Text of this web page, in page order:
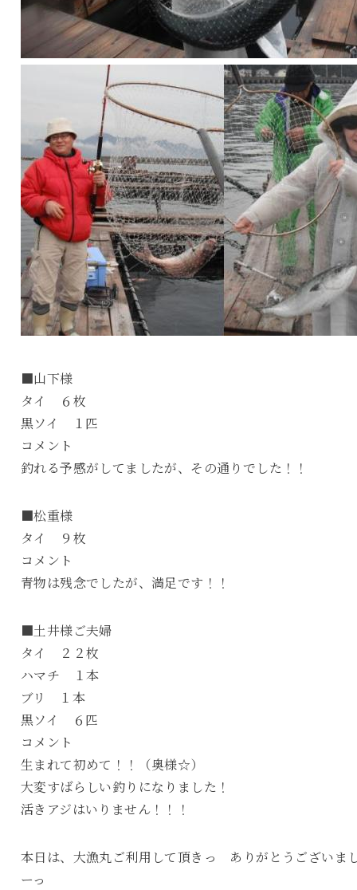
■山下様
タイ ６枚
黒ソイ １匹
コメント
釣れる予感がしてましたが、その通りでした！！
■松重様
タイ ９枚
コメント
青物は残念でしたが、満足です！！
■土井様ご夫婦
タイ ２２枚
ハマチ １本
ブリ １本
黒ソイ ６匹
コメント
生まれて初めて！！（奥様☆）
大変すばらしい釣りになりました！
活きアジはいりません！！！
本日は、大漁丸ご利用して頂きっ ありがとうございま
ーっ